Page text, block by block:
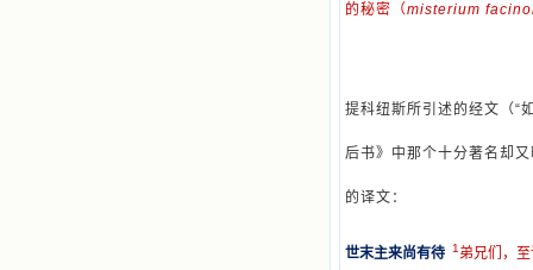
的秘密（misterium
提科纽斯所引述的经文（“
后书》中那个十分著名却
的译文：
世末主来尚有待 1弟兄们，